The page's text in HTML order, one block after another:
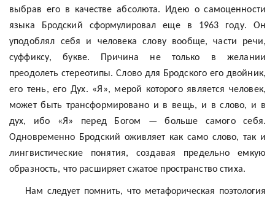
выбрав его в качествеабсолюта. Идею осамоценности
языка Бродский сформулировал еще в 1963 году. Он
уподоблял себя и человека слову вообще, части речи,
суффиксу, букве. Причина не только в желании
преодолеть стереотипы. Слово для Бродского его двойник,
его тень, его Дух. «Я», мерой которого является человек,
может быть трансформировано и в вещь, и в слово, и в
дух, ибо «Я» перед Богом — больше самого себя.
Одновременно Бродский оживляет как само слово, так и
лингвистические понятия, создавая предельно емкую
образность, что расширяет сжатое пространство стиха.
Нам следует помнить, что метафорическая поэтология